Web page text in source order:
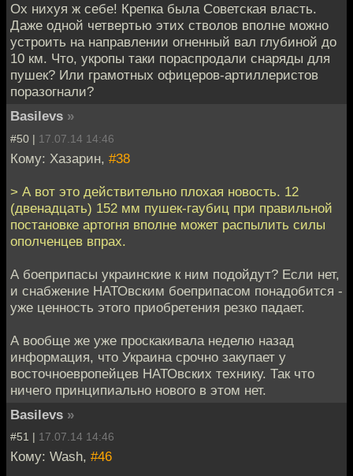
Ох нихуя ж себе! Крепка была Советская власть.
Даже одной четвертью этих стволов вполне можно
устроить на направлении огненный вал глубиной до
10 км. Что, укропы таки пораспродали снаряды для
пушек? Или грамотных офицеров-артиллеристов
поразогнали?
Basilevs »
#50 | 17.07.14 14:46
Кому: Хазарин, #38
> А вот это действительно плохая новость. 12
(двенадцать) 152 мм пушек-гаубиц при правильной
постановке артогня вполне может распылить силы
ополченцев впрах.
А боеприпасы украинские к ним подойдут? Если нет,
и снабжение НАТОвским боеприпасом понадобится -
уже ценность этого приобретения резко падает.
А вообще же уже проскакивала неделю назад
информация, что Украина срочно закупает у
восточноевропейцев НАТОвских технику. Так что
ничего принципиально нового в этом нет.
Basilevs »
#51 | 17.07.14 14:46
Кому: Wash, #46